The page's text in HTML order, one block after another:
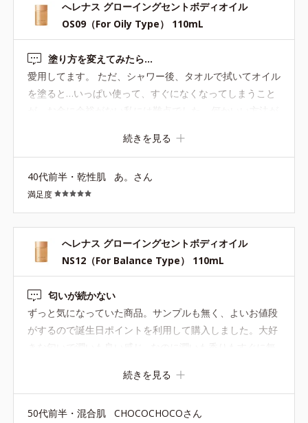
へレナス グローイングセントボディオイル
OS09（For Oily Type） 110mL
塗り方を変えてみたら…
愛用してます。 ただ、シャワー後、タオルで拭いてオイル
を塗ると…いっぱい使って、すぐになくなってしまうこと
が、お金に余裕がない私には難点でした… 何かいい方法が
と、拭かずに軽く水気を手で払ってからベビーオイルを塗
って、残りの水気をポンポンとタオルで優しく押さえてた
ことを思い出して、私も真似しみました。少量で済むこと
が判明しました（笑） 何よりお肌がベタつかず、しっとり
してます。香りは、ほのかに香るくらいになります。夏場
もベタつかず、この方法で乗り越えれそうです！
続きを見る
40代前半・乾性肌 あ。さん
満足度
へレナス グローイングセントボディオイル
NS12（For Balance Type） 110mL
匂いが続かない
ずっと気になっていた商品。サンプルも無く、よいお値段
がするので誕生日ポイントを利用して購入しました。大好
沢山の皆さんがサンプルが欲しいと書いているにも関わら
ず何故サンプルが無いのか不思議。
続きを見る
50代前半・混合肌 CHOCOCHOCOさん